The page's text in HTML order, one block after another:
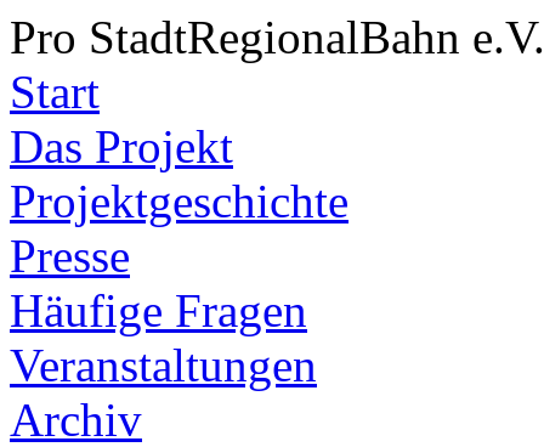
Pro StadtRegionalBahn e.V.
Start
Das Projekt
Projektgeschichte
Presse
Häufige Fragen
Veranstaltungen
Archiv